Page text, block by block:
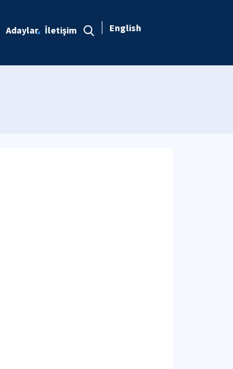
Adaylar İletişim English